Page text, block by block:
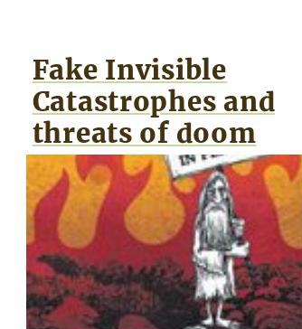
Fake Invisible
Catastrophes and
threats of doom